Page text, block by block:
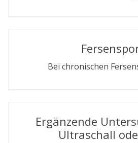
Bei chronischen
Ergänzende
Ultraschall